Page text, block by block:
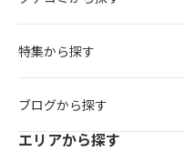
特集から探す
ブログから探す
エリアから探す